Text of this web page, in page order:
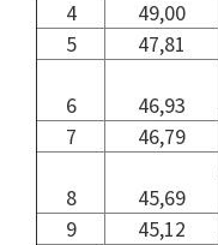
4
49,00
5
47,81
6 46,93
7
46,79
8 45,69
9
45,12